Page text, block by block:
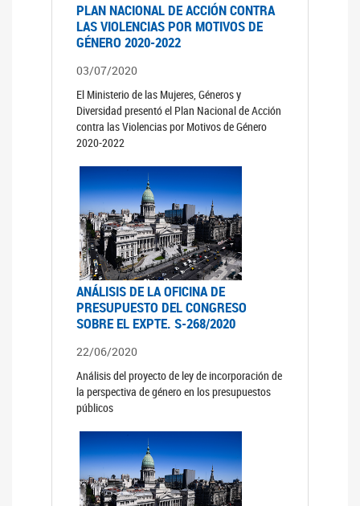
PLAN NACIONAL DE ACCIÓN CONTRA
LAS VIOLENCIAS POR MOTIVOS DE
GÉNERO 2020-2022
03/07/2020
El Ministerio de las Mujeres, Géneros y
Diversidad presentó el Plan Nacional de Acción
contra las Violencias por Motivos de Género
2020-2022
ANÁLISIS DE LA OFICINA DE
PRESUPUESTO DEL CONGRESO
SOBRE EL EXPTE. S-268/2020
22/06/2020
Análisis del proyecto de ley de incorporación de
la perspectiva de género en los presupuestos
públicos